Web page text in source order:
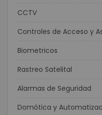
CCTV
Controles de Acceso y
Biometricos
Rastreo Satelital
Alarmas de Seguridad
Domótica y